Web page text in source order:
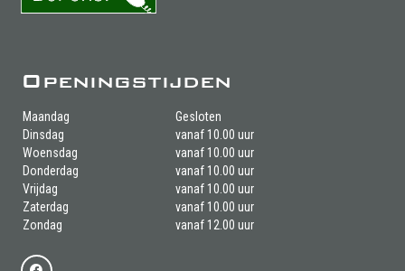
Openingstijden
Maandag
Gesloten
Dinsdag
vanaf 10.00 uur
Woensdag
vanaf 10.00 uur
Donderdag
vanaf 10.00 uur
Vrijdag
vanaf 10.00 uur
Zaterdag
vanaf 10.00 uur
Zondag
vanaf 12.00 uur